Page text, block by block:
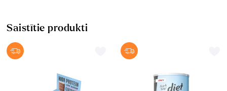
Saistītie produkti